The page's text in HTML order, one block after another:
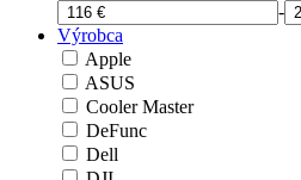
-
Výrobca
Apple
ASUS
Cooler Master
DeFunc
Dell